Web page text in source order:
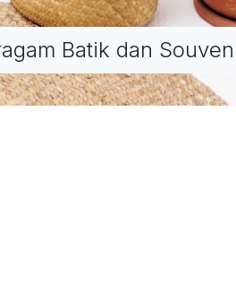
Batik dan
Tourguide dan
Silangit, Gratis!